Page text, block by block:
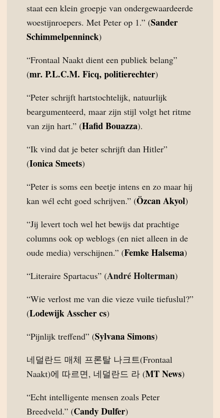
staat een klein groepje van ondergewaardeerde
woestijnroepers. Met Peter op 1.” (Sander
Schimmelpenninck)
“Frontaal Naakt dient een publiek belang”
(mr. P.L.C.M. Ficq, politierechter)
“Peter schrijft hartstochtelijk, natuurlijk
beargumenteerd, maar zijn stijl volgt het ritme
van zijn hart.” (Hafid Bouazza).
“Ik vind dat je beter schrijft dan Hitler”
(Ionica Smeets)
“Peter is soms een beetje intens en zo maar hij
kan wél echt goed schrijven.” (Özcan Akyol)
“Jij levert toch wel het bewijs dat prachtige
columns ook op weblogs (en niet alleen in de
oude media) verschijnen.” (Femke Halsema)
“Literaire Spartacus” (André Holterman)
“Wie verlost me van die vieze vuile tiefuslul?”
(Lodewijk Asscher cs)
“Pijnlijk treffend” (Sylvana Simons)
네덜란드 매체 프론탈 나크트(Frontaal
Naakt)에 따르면, 네덜란드 라 (MT News)
“Echt intelligente mensen zoals Peter
Breedveld.” (Candy Dulfer)